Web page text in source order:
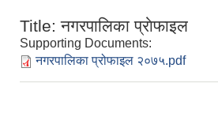
Title:नगरपालिका प्राेफाइल
Supporting Documents:
नगरपालिका प्रोफाइल २०७५.pdf